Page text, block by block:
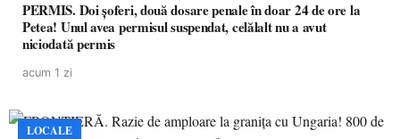
PERMIS. Doi șoferi, două dosare penale în doar 24 de ore la
Petea! Unul avea permisul suspendat, celălalt nu a avut
niciodată permis
acum 1 zi
LOCALE